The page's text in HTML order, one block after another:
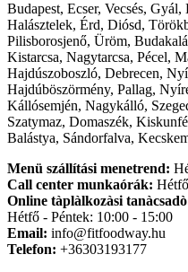
Budapest, Ecser, Vecsés,
Halásztelek, Érd, Diósd,
Pilisborosjenő, Üröm,
Kistarcsa, Nagytarcsa, Pécel,
Hajdúszoboszló, Debrecen,
Hajdúböszörmény, Pallag,
Kállósemjén, Nagykálló,
Szatymaz, Domaszék,
Balástya, Sándorfalva,
Menü szállítási menetrend:
Call center munkaórák:
Online tàplàlkozàsi
Hétfő - Péntek: 10:00 - 15:00
Email: info@fitfoodway.hu
Telefon: +36303193177